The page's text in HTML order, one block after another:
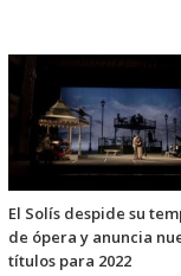
El Solís despide su
de ópera y anuncia
títulos para 2022